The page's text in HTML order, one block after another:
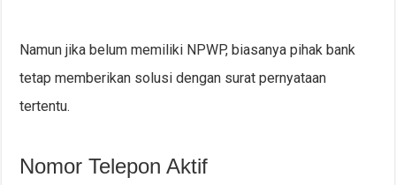
Namun jika belum memiliki NPWP, biasanya pihak bank
tetap memberikan solusi dengan surat pernyataan
tertentu.
Nomor Telepon Aktif